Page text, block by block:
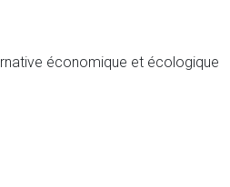
économique et écologique